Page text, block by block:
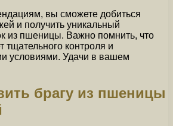
вы сможете добиться
и получить уникальный
из пшеницы. Важно помнить, что
тщательного контроля и
условиями. Удачи в вашем
брагу из пшеницы